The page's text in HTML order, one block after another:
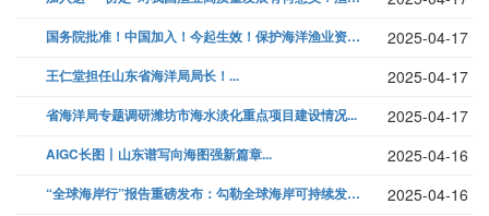
国务院批准！中国加入！今起生效！保护海洋渔业资源迈出关键一步→... 2025-04-17
王仁堂担任山东省海洋局局长！... 2025-04-17
省海洋局专题调研潍坊市海水淡化重点项目建设情况... 2025-04-17
AIGC长图丨山东谱写向海图强新篇章... 2025-04-16
“全球海岸行”报告重磅发布：勾勒全球海岸可持续发展蓝图... 2025-04-16